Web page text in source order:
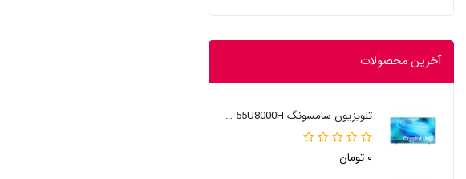
آخرین محصولات
تلویزیون سامسونگ 55U8000H سایز 55 اینچ 2026
۰ تومان